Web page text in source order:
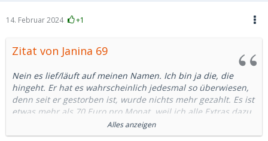
14. Februar 2024 +1
Zitat von Janina 69
Nein es lief/läuft auf meinen Namen. Ich bin ja die, die
hingeht. Er hat es wahrscheinlich jedesmal so überwiesen,
denn seit er gestorben ist, wurde nichts mehr gezahlt. Es ist
etwas mehr als 70 Euro pro Monat, weil ich alle Extras dazu
habe. Noch bis Oktober, dann kann ich kündigen.
Alles anzeigen